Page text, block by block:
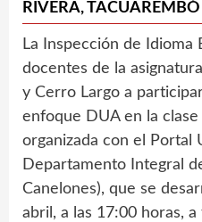
RIVERA,
La Inspección de Idioma
docentes de la
y Cerro Largo a
enfoque DUA en la clase
organizada con el Portal
Departamento Integral
Canelones), que se
abril, a las 17:00 horas,